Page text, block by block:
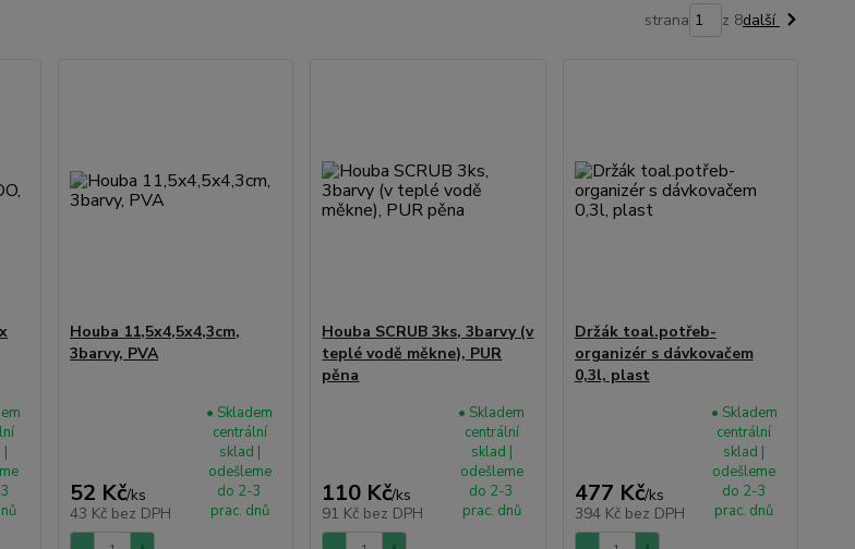
strana z 8další
|
Houba 11,5x4,5x4,3cm,
3barvy, PVA
52 Kč/ks
43 Kč bez DPH
• Skladem
centrální
sklad |
odešleme
do 2-3
prac. dnů
Houba SCRUB 3ks, 3barvy (v
teplé vodě měkne), PUR
pěna
110 Kč/ks
91 Kč bez DPH
• Skladem
centrální
sklad |
odešleme
do 2-3
prac. dnů
Držák toal.potřeb-
organizér s dávkovačem
0,3l, plast
477 Kč/ks
394 Kč bez DPH
• Skladem
centrální
sklad |
odešleme
do 2-3
prac. dnů